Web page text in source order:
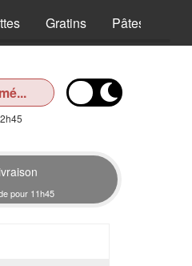
Gratins Pâtes
pour 11h45